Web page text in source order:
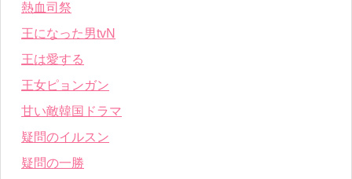
熱血司祭
王になった男tvN
王は愛する
王女ピョンガン
甘い敵韓国ドラマ
疑問のイルスン
疑問の一勝